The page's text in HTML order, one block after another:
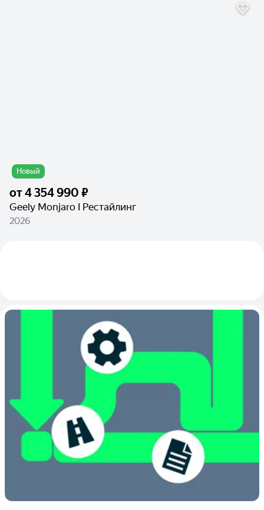
Новый
от4 354 990 ₽
Geely Monjaro I Рестайлинг
2026